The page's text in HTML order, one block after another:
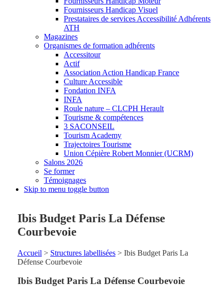
Fournisseurs Handicap Visuel
Prestataires de services Accessibilité Adhérents
ATH
Magazines
Organismes de formation adhérents
Accessitour
Actif
Association Action Handicap France
Culture Accessible
Fondation INFA
INFA
Roule nature – CLCPH Herault
Tourisme & compétences
3 SACONSEIL
Tourism Academy
Trajectoires Tourisme
Union Cépière Robert Monnier (UCRM)
Salons 2026
Se former
Témoignages
Skip to menu toggle button
Ibis Budget Paris La Défense
Courbevoie
Accueil > Structures labellisées> Ibis Budget Paris La
Défense Courbevoie
Ibis Budget Paris La Défense Courbevoie